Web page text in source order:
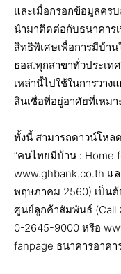
และเมื่อกรอกข้อมูลคร
นำมาติดต่อกับธนาคาร
สิทธิพิเศษเพื่อการมีบ้า
ธอส.ทุกสาขาทั่วประเท
เหล่านี้ไปใช้ในการวา
สินเชื่อที่อยู่อาศัยที่เหม
ทั้งนี้ สามารถดาวน์โห
“คนไทยมีบ้าน : Home
www.ghbank.co.th แ
พฤษภาคม 2560) เป็นต้
ศูนย์ลูกค้าสัมพันธ์ (Call
0-2645-9000 หรือ
fanpage ธนาคารอาคา